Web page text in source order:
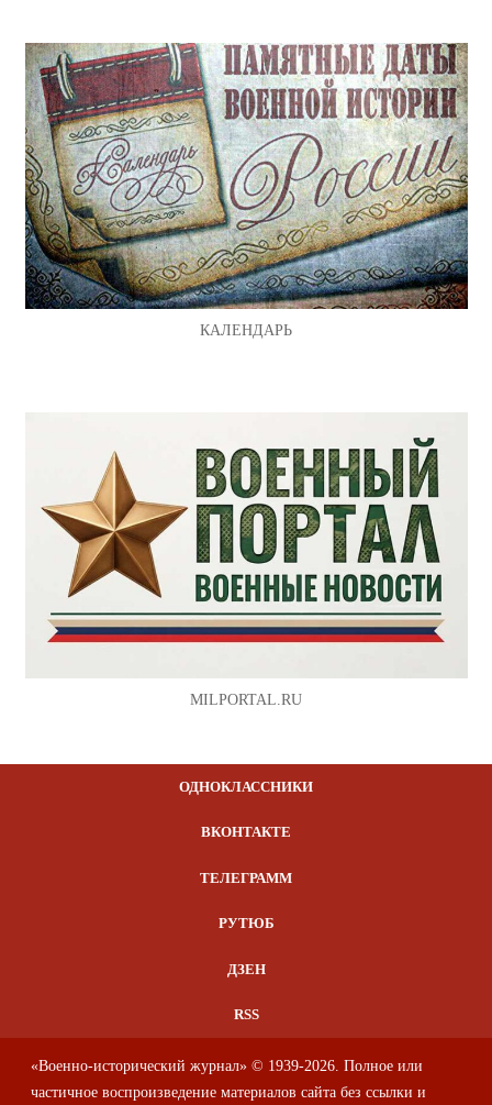
КАЛЕНДАРЬ
MILPORTAL.RU
ОДНОКЛАССНИКИ
ВКОНТАКТЕ
ТЕЛЕГРАММ
РУТЮБ
ДЗЕН
RSS
«Военно-исторический журнал» © 1939-2026. Полное или
частичное воспроизведение материалов сайта без ссылки и